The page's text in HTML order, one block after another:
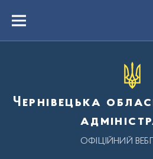
вмістуMenu
Чернівецька
ОФІЦІЙНИЙ